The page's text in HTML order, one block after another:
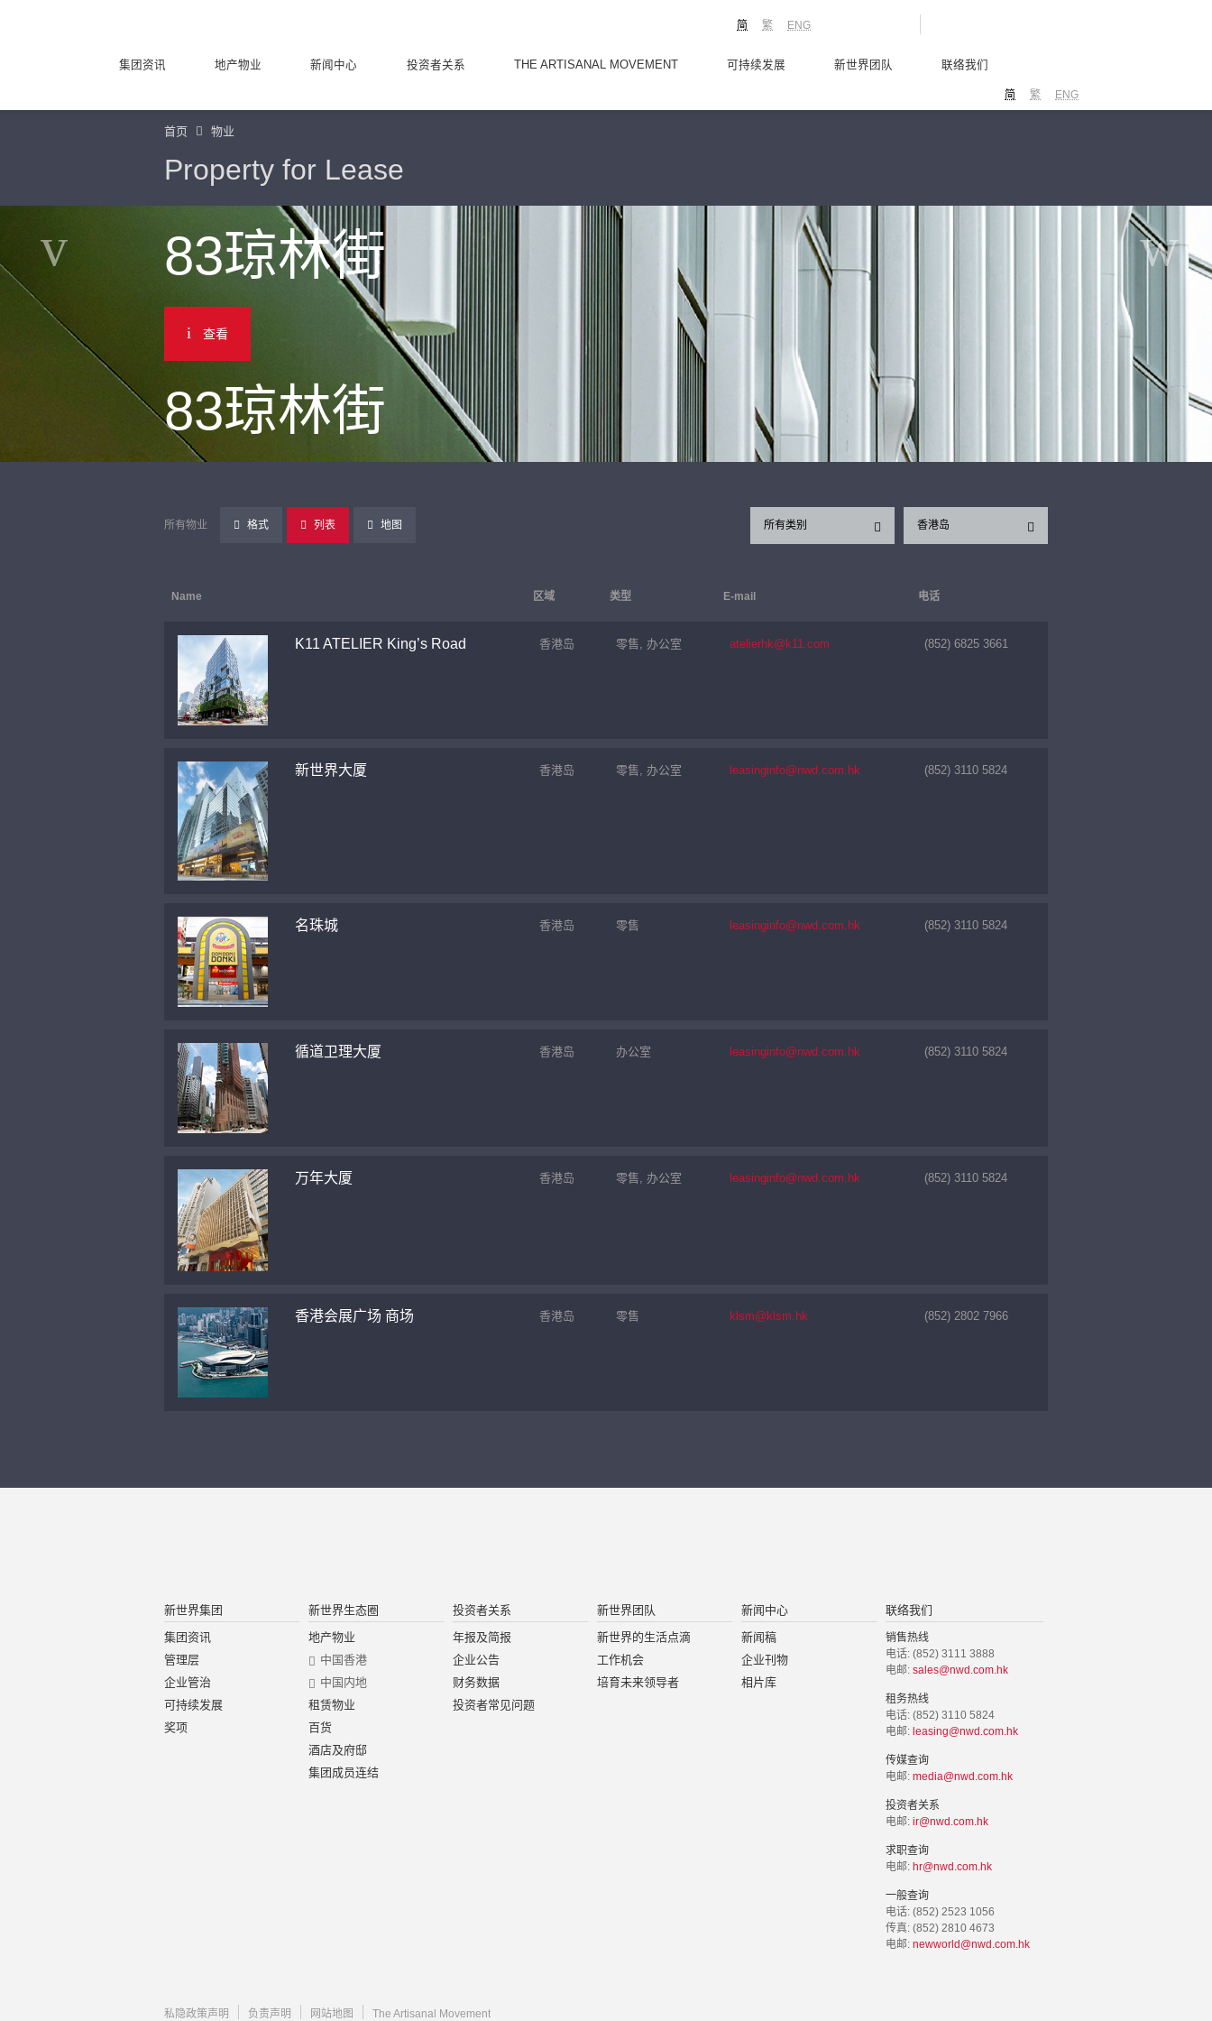
ENG
繁
简
集团资讯 地产物业 新闻中心 投资者关系 THE ARTISANAL MOVEMENT 可持续发展 新世界团队 联络我们
ENG
繁
简
首页 物业
Property for Lease
83琼林街
查看
83琼林街
所有物业 格式 列表 地图 香港岛
所有类别
Name 区域 类型 E-mail 电话
K11 ATELIER King’s Road 香港岛 零售, 办公室 atelierhk@k11.com (852) 6825 3661
新世界大厦 香港岛 零售, 办公室 leasinginfo@nwd.com.hk (852) 3110 5824
名珠城 香港岛 零售 leasinginfo@nwd.com.hk (852) 3110 5824
循道卫理大厦 香港岛 办公室 leasinginfo@nwd.com.hk (852) 3110 5824
万年大厦 香港岛 零售, 办公室 leasinginfo@nwd.com.hk (852) 3110 5824
香港会展广场 商场 香港岛 零售 klsm@klsm.hk (852) 2802 7966
新世界集团
集团资讯
管理层
企业管治
可持续发展
奖项
新世界生态圈
地产物业
中国香港
中国内地
租赁物业
百货
酒店及府邸
集团成员连结
投资者关系
年报及简报
企业公告
财务数据
投资者常见问题
新世界团队
新世界的生活点滴
工作机会
培育未来领导者
新闻中心
新闻稿
企业刊物
相片库
联络我们
销售热线
电话: (852) 3111 3888
电邮: sales@nwd.com.hk
租务热线
电话: (852) 3110 5824
电邮: leasing@nwd.com.hk
传媒查询
电邮: media@nwd.com.hk
投资者关系
电邮: ir@nwd.com.hk
求职查询
电邮: hr@nwd.com.hk
一般查询
电话: (852) 2523 1056
传真: (852) 2810 4673
电邮: newworld@nwd.com.hk
私隐政策声明 负责声明 网站地图 The Artisanal Movement